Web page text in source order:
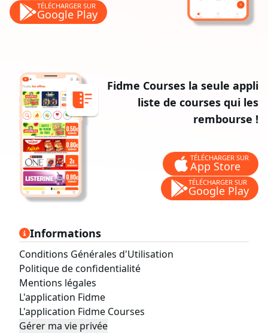
TÉLÉCHARGER SUR
Google Play
Fidme Courses la seule appli
liste de courses qui les
rembourse !
TÉLÉCHARGER SUR
App Store
TÉLÉCHARGER SUR
Google Play
Informations
Conditions Générales d'Utilisation
Politique de confidentialité
Mentions légales
L'application Fidme
L'application Fidme Courses
Gérer ma vie privée